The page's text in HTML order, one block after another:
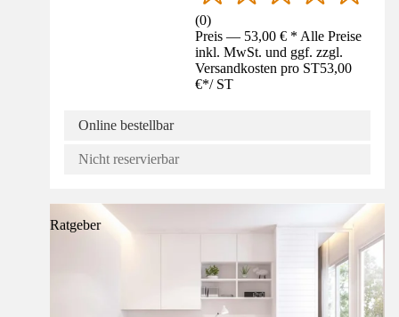
(0)
Preis — 53,00 € * Alle Preise
inkl. MwSt. und ggf. zzgl.
Versandkosten pro ST53,00
€*/ ST
Online bestellbar
Nicht reservierbar
Ratgeber